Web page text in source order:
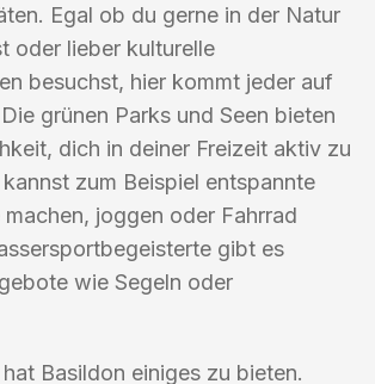
Egal ob du gerne in der Natur
oder lieber kulturelle
besuchst, hier kommt jeder auf
grünen Parks und Seen bieten
dich in deiner Freizeit aktiv zu
zum Beispiel entspannte
joggen oder Fahrrad
gibt es
wie Segeln oder
Basildon einiges zu bieten.